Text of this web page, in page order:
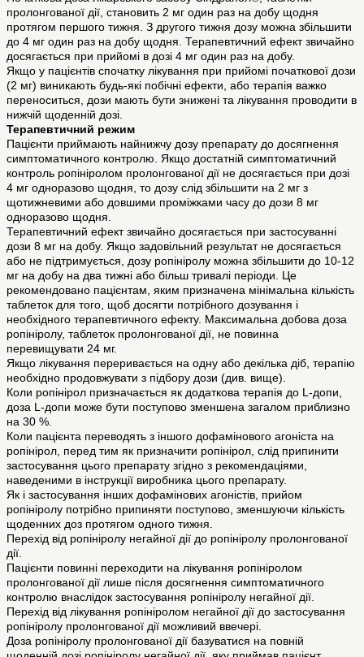
пролонгованої дії, становить 2 мг один раз на добу щодня
протягом першого тижня. З другого тижня дозу можна збільшити
до 4 мг один раз на добу щодня. Терапевтичний ефект звичайно
досягається при прийомі в дозі 4 мг один раз на добу.
Якщо у пацієнтів спочатку лікування при прийомі початкової дози
(2 мг) виникають будь-які побічні ефекти, або терапія важко
переноситься, дози мають бути знижені та лікування проводити в
нижчій щоденній дозі.
Терапевтичний режим
Пацієнти приймають найнижчу дозу препарату до досягнення
симптоматичного контролю. Якщо достатній симптоматичний
контроль ропініролом пролонгованої дії не досягається при дозі
4 мг одноразово щодня, то дозу слід збільшити на 2 мг з
щотижневими або довшими проміжками часу до дози 8 мг
одноразово щодня.
Терапевтичний ефект звичайно досягається при застосуванні
дози 8 мг на добу. Якщо задовільний результат не досягається
або не підтримується, дозу ропініролу можна збільшити до 10-12
мг на добу на два тижні або більш тривалі періоди. Це
рекомендовано пацієнтам, яким призначена мінімальна кількість
таблеток для того, щоб досягти потрібного дозування і
необхідного терапевтичного ефекту. Максимальна добова доза
ропініролу, таблеток пролонгованої дії, не повинна
перевищувати 24 мг.
Якщо лікування переривається на одну або декілька діб, терапію
необхідно продовжувати з підбору дози (див. вище).
Коли ропінірол призначається як додаткова терапія до L-допи,
доза L-допи може бути поступово зменшена загалом приблизно
на 30 %.
Коли пацієнта переводять з іншого дофамінового агоніста на
ропінірол, перед тим як призначити ропінірол, слід припинити
застосування цього препарату згідно з рекомендаціями,
наведеними в інструкції виробника цього препарату.
Як і застосування інших дофамінових агоністів, прийом
ропініролу потрібно припиняти поступово, зменшуючи кількість
щоденних доз протягом одного тижня.
Перехід від ропініролу негайної дії до ропініролу пролонгованої
дії.
Пацієнти повинні переходити на лікування ропініролом
пролонгованої дії лише після досягнення симптоматичного
контролю внаслідок застосування ропініролу негайної дії.
Перехід від лікування ропініролом негайної дії до застосування
ропініролу пролонгованої дії можливий ввечері.
Доза ропініролу пролонгованої дії базуватися на повній